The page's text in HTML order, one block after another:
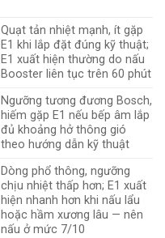
Quạt tản nhiệt mạnh, ít gặp
E1 khi lắp đặt đúng kỹ thuật;
E1 xuất hiện thường do nấu
Booster liên tục trên 60 phút
Ngưỡng tương đương Bosch,
hiếm gặp E1 nếu bếp âm lắp
đủ khoảng hở thông gió
theo hướng dẫn kỹ thuật
Dòng phổ thông, ngưỡng
chịu nhiệt thấp hơn; E1 xuất
hiện nhanh hơn khi nấu lẩu
hoặc hầm xương lâu — nên
nấu ở mức 7/10